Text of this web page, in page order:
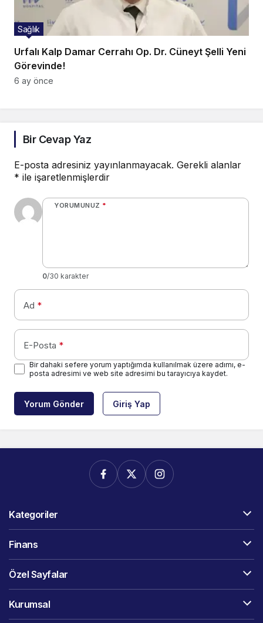
Urfalı Kalp Damar Cerrahı Op. Dr. Cüneyt Şelli Yeni
Görevinde!
Sağlık
6 ay önce
Bir Cevap Yaz
E-posta adresiniz yayınlanmayacak. Gerekli alanlar
* ile işaretlenmişlerdir
YORUMUNUZ *
0/30 karakter
Ad *
E-Posta *
Bir dahaki sefere yorum yaptığımda kullanılmak üzere adımı, e-
posta adresimi ve web site adresimi bu tarayıcıya kaydet.
Yorum Gönder Giriş Yap
Kategoriler
Finans
Özel Sayfalar
Kurumsal